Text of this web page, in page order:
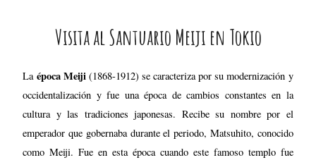
Visita al Santuario Meiji en Tokio
La época Meiji(1868-1912) se caracteriza por su modernización y
occidentalización y fue una época de cambios constantes en la
cultura y las tradiciones japonesas. Recibe su nombre por el
emperador que gobernaba durante el periodo, Matsuhito, conocido
como Meiji. Fue en esta época cuando este famoso templo fue